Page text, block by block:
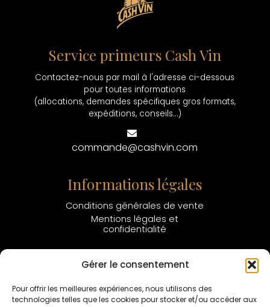
Gérer le consentement
Pour offrir les meilleures expériences, nous utilisons des
technologies telles que les cookies pour stocker et/ou accéder aux
Service primeurs Cash Vin
Contactez-nous par mail à l'adresse ci-dessous
pour toutes informations
(allocations, demandes spécifiques gros formats,
expéditions, conseils...)
commande@cashvin.com
Informations légales
Conditions générales de vente
Mentions légales et
confidentialité
Réalisation : Brand to Design
Paiements sécurisés